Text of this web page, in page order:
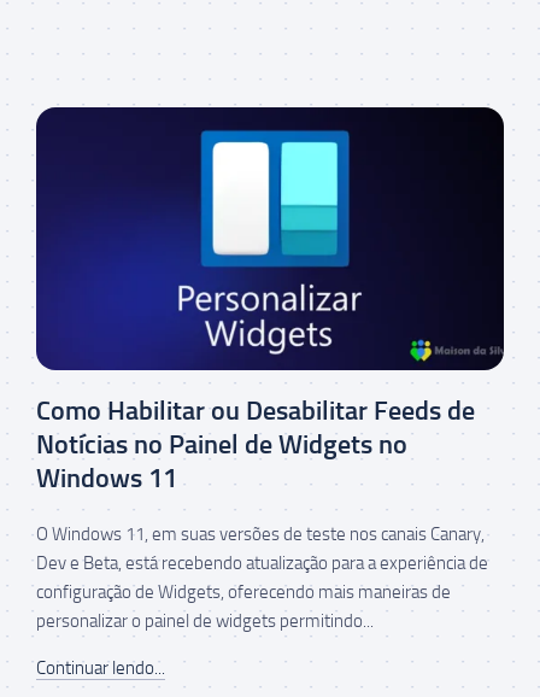
Como Habilitar ou Desabilitar Feeds de
Notícias no Painel de Widgets no
Windows 11
O Windows 11, em suas versões de teste nos canais Canary,
Dev e Beta, está recebendo atualização para a experiência de
configuração de Widgets, oferecendo mais maneiras de
personalizar o painel de widgets permitindo...
Continuar lendo...